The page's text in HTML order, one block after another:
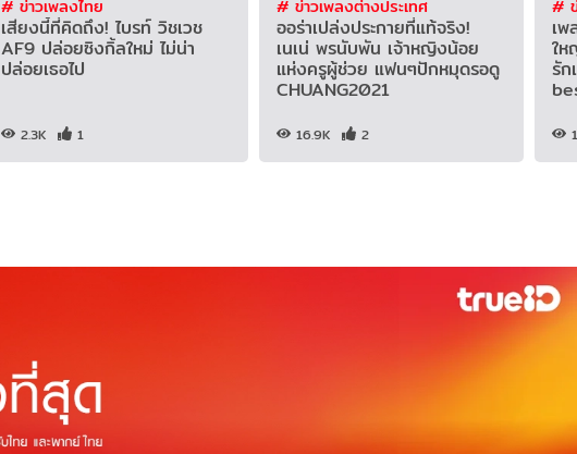
# ข่าวเพลงไทย
เสียงนี้ที่คิดถึง! ไบรท์ วิชเวช
AF9 ปล่อยซิงกิ้ลใหม่ ไม่น่า
ปล่อยเธอไป
2.3K 1
# ข่าวเพลงต่างประเทศ
ออร่าเปล่งประกายที่แท้จริง!
เนเน่ พรนับพัน เจ้าหญิงน้อย
แห่งครูผู้ช่วย แฟนๆปักหมุดรอดู
CHUANG2021
16.9K 2
#
เ
ใ
รั